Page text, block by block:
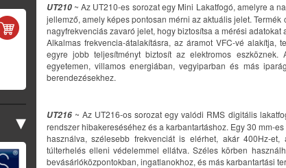
▾
UT210~ Az UT210-es sorozat egy Mini Lakatfogó, amelyre a
jellemző, amely képes pontosan mérni az aktuális jelet.
nagyfrekvenciás zavaró jelet, hogy biztosítsa a mérési
Alkalmas frekvencia-átalakításra, az áramot VFC-vé
egyre jobb teljesítményt biztosít az elektromos eszköznek.
egyetemen, villamos energiában, vegyiparban és más
berendezésekhez.
UT216~ Az UT216-os sorozat egy valódi RMS digitális
rendszer hibakereséséhez és a karbantartáshoz. Egy 30 mm-
használva, szélesebb frekvenciát is elérhet, akár 400Hz-
túlterhelés elleni védelemmel ellátva. Széles körben
bevásárlóközpontokban, ingatlanokhoz, és más karbantartási